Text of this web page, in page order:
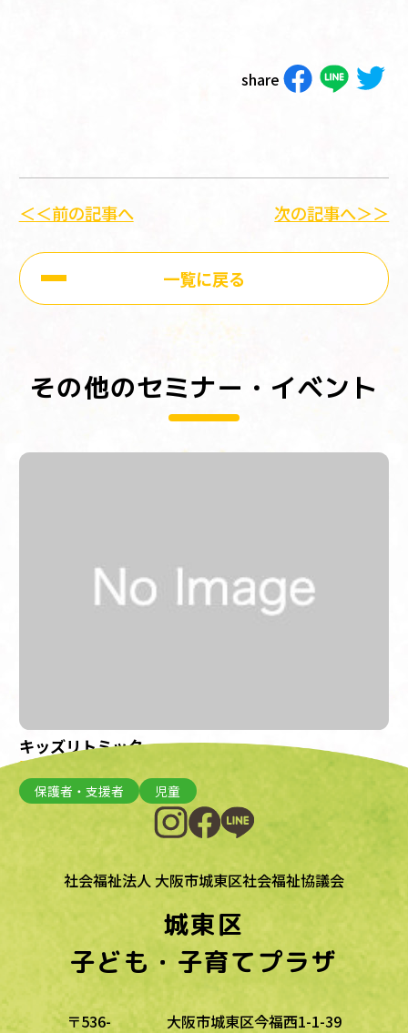
share
＜＜前の記事へ
一覧に戻る
次の記事へ＞＞
その他のセミナー・イベント
キッズリトミック
開催日：2023年3月8日(水)
保護者・支援者
児童
社会福祉法人 大阪市城東区社会福祉協議会
城東区
子ども・子育てプラザ
〒536-
大阪市城東区今福西1-1-39